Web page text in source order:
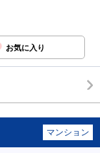
お気に入り
マンション